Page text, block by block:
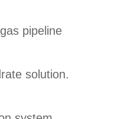
pipeline
solution.